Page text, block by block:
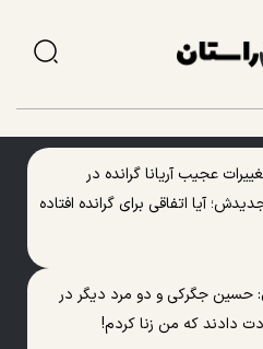
عجیب آریانا گرانده در
آیا اتفاقی برای گرانده افتاده
حسین جگرکی و دو مرد دیگر در
دادند که من زنا کردم!